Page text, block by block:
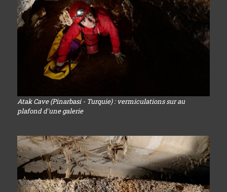
Atak Cave (Pinarbasi - Turquie) : vermiculations sur au
plafond d'une galerie